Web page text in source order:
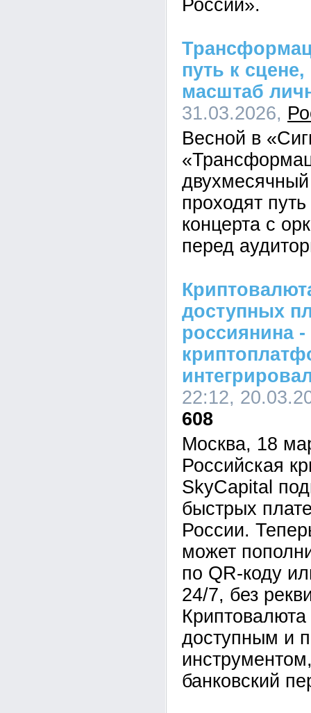
России».
путь к
масштаб
31.03.2026,
Весной в
двухмесячный
проходят
концерта с
перед
доступных
россиянина -
22:12,
608
Москва, 18
Российская
SkyCapital
быстрых
России.
может
по QR-коду
24/7, без
доступным и
банковский